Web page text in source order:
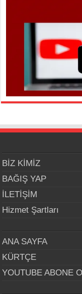
BİZ KİMİZ
BAĞIŞ YAP
İLETİŞİM
Hizmet Şartları
ANA SAYFA
KÜRTÇE
YOUTUBE ABONE